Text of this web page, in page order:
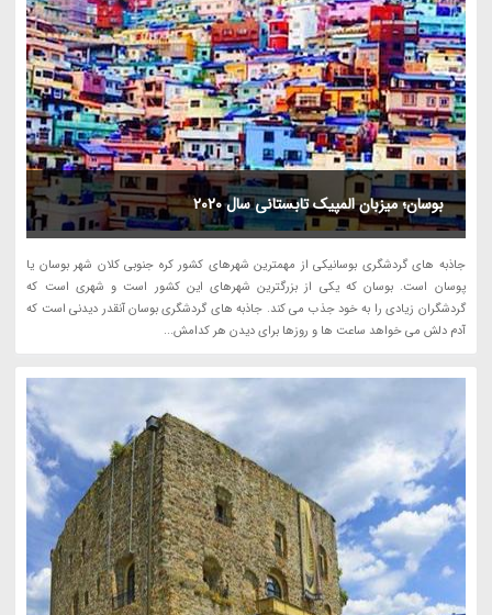
بوسان؛ میزبان المپیک تابستانی سال 2020
جاذبه های گردشگری بوسانیکی از مهمترین شهرهای کشور کره جنوبی کلان شهر بوسان یا
پوسان است. بوسان که یکی از بزرگترین شهرهای این کشور است و شهری است که
گردشگران زیادی را به خود جذب می کند. جاذبه های گردشگری بوسان آنقدر دیدنی است که
آدم دلش می خواهد ساعت ها و روزها برای دیدن هر کدامش...